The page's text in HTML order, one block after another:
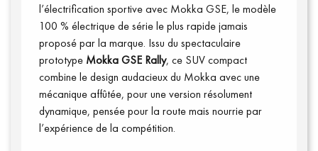
Communiqués
l’électrification sportive avec Mokka GSE, le modèle
100 % électrique de série le plus rapide jamais
proposé par la marque. Issu du spectaculaire
prototype Mokka GSE Rally, ce SUV compact
combine le design audacieux du Mokka avec une
mécanique affûtée, pour une version résolument
dynamique, pensée pour la route mais nourrie par
l’expérience de la compétition.